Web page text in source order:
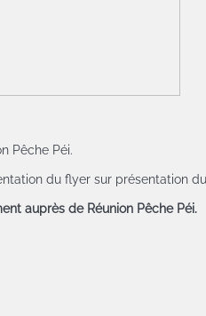
Pêche Péi.
du flyer sur présentation
auprès de Réunion Pêche Péi.